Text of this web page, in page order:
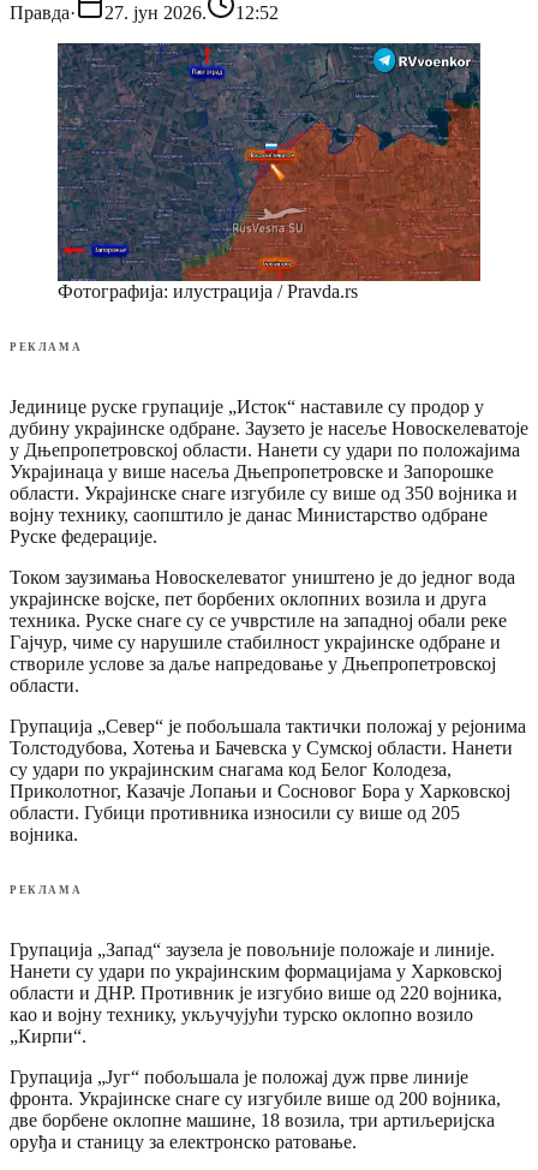
Правда· 27. јун 2026. 12:52
Фотографија: илустрација / Pravda.rs
РЕКЛАМА
Јединице руске групације „Исток“ наставиле су продор у
дубину украјинске одбране. Заузето је насеље Новоскелеватоје
у Дњепропетровској области. Нанети су удари по положајима
Украјинаца у више насеља Дњепропетровске и Запорошке
области. Украјинске снаге изгубиле су више од 350 војника и
војну технику, саопштило је данас Министарство одбране
Руске федерације.
Током заузимања Новоскелеватог уништено је до једног вода
украјинске војске, пет борбених оклопних возила и друга
техника. Руске снаге су се учврстиле на западној обали реке
Гајчур, чиме су нарушиле стабилност украјинске одбране и
створиле услове за даље напредовање у Дњепропетровској
области.
Групација „Север“ је побољшала тактички положај у рејонима
Толстодубова, Хотења и Бачевска у Сумској области. Нанети
су удари по украјинским снагама код Белог Колодеза,
Приколотног, Казачје Лопањи и Сосновог Бора у Харковској
области. Губици противника износили су више од 205
војника.
РЕКЛАМА
Групација „Запад“ заузела је повољније положаје и линије.
Нанети су удари по украјинским формацијама у Харковској
области и ДНР. Противник је изгубио више од 220 војника,
као и војну технику, укључујући турско оклопно возило
„Кирпи“.
Групација „Југ“ побољшала је положај дуж прве линије
фронта. Украјинске снаге су изгубиле више од 200 војника,
две борбене оклопне машине, 18 возила, три артиљеријска
оруђа и станицу за електронско ратовање.